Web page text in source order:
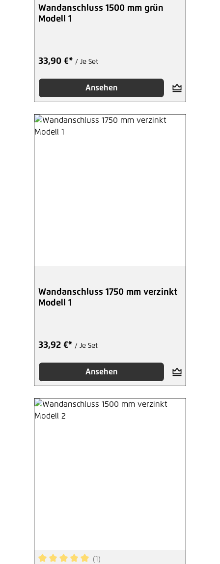
Wandanschluss 1500 mm grün
Modell 1
33,90 €* / Je Set
Ansehen
Wandanschluss 1750 mm verzinkt
Modell 1
33,92 €* / Je Set
Ansehen
(1)